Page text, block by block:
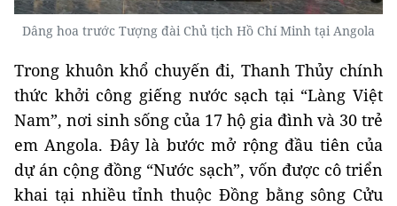
Dâng hoa trước Tượng đài Chủ tịch Hồ Chí Minh tại Angola
Trong khuôn khổ chuyến đi, Thanh Thủy chính
thức khởi công giếng nước sạch tại “Làng Việt
Nam”, nơi sinh sống của 17 hộ gia đình và 30 trẻ
em Angola. Đây là bước mở rộng đầu tiên của
dự án cộng đồng “Nước sạch”, vốn được cô triển
khai tại nhiều tỉnh thuộc Đồng bằng sông Cửu